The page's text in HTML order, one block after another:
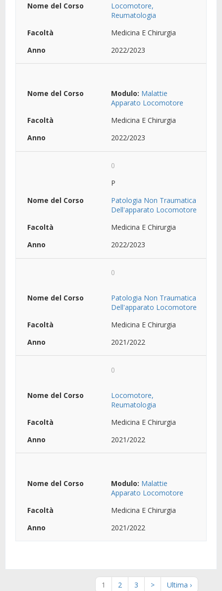
Locomotore,
Reumatologia
Medicina E Chirurgia
2022/2023
Modulo: Malattie
Apparato Locomotore
Medicina E Chirurgia
2022/2023
0
P
Patologia Non Traumatica
Dell'apparato Locomotore
Medicina E Chirurgia
2022/2023
0
Patologia Non Traumatica
Dell'apparato Locomotore
Medicina E Chirurgia
2021/2022
0
Locomotore,
Reumatologia
Medicina E Chirurgia
2021/2022
Modulo: Malattie
Apparato Locomotore
Medicina E Chirurgia
2021/2022
1 2 3 > Ultima ›